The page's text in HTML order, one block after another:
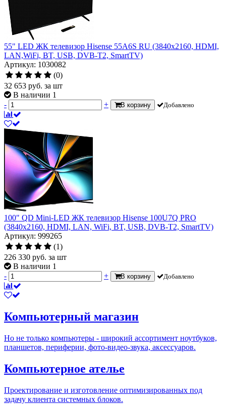
55" LED ЖК телевизор Hisense 55A6S RU (3840x2160, HDMI,
LAN,WiFi, BT, USB, DVB-T2, SmartTV)
Артикул: 1030082
(0)
32 653 руб. за шт
В наличии 1
-
+ В корзину Добавлено
100" QD Mini-LED ЖК телевизор Hisense 100U7Q PRO
(3840x2160, HDMI, LAN, WiFi, BT, USB, DVB-T2, SmartTV)
Артикул: 999265
(1)
226 330 руб. за шт
В наличии 1
-
+ В корзину Добавлено
Компьютерный магазин
Но не только компьютеры - широкий ассортимент ноутбуков,
планшетов, периферии, фото-видео-звука, аксессуаров.
Компьютерное ателье
Проектирование и изготовление оптимизированных под
задачу клиента системных блоков.